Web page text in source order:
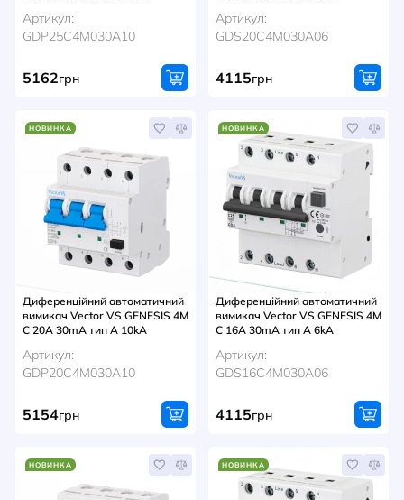
Артикул:
GDP25C4M030A10
5162грн
Артикул:
GDS20C4M030A06
4115грн
НОВИНКА
Диференційний автоматичний
вимикач Vector VS GENESIS 4M
C 20A 30mA тип A 10kA
Артикул:
GDP20C4M030A10
5154грн
НОВИНКА
Диференційний автоматичний
вимикач Vector VS GENESIS 4M
C 16A 30mA тип A 6kA
Артикул:
GDS16C4M030A06
4115грн
НОВИНКА НОВИНКА